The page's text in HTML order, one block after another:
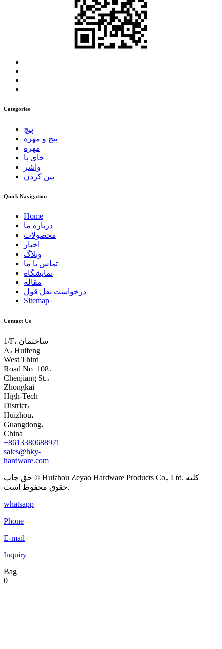
Categories
پیچ
پیچ و مهره
مهره
جای پا
واشر
پین کردن
Quick Navigation
Home
درباره ما
محصولات
اخبار
وبلاگ
تماس با ما
نمایشگاه
مقاله
درخواست نقل قول
Sitemap
Contact Us
1/F، ساختمان
A، Huifeng
West Third
Road No. 108،
Chenjiang St.،
Zhongkai
High-Tech
District،
Huizhou،
Guangdong،
China
+8613380688971
sales@hky-
hardware.com
حق چاپ © Huizhou Zeyao Hardware Products Co., Ltd. کلیه
حقوق محفوظ است.
whatsapp
Phone
E-mail
Inquiry
Bag
0